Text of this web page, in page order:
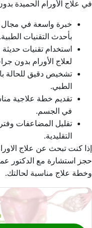
في علاج الأورام الحميدة
خبرة واسعة في مجال
بأحدث التقنيات الطبية.
استخدام تقنيات
لعلاج الأورام بدون
تشخيص دقيق للحالة
الطبي.
تقديم خطة علاجية
في الجسم.
تقليل المضاعفات
التقليدية.
إذا كنت تبحث عن علاج
حجز استشارة مع الدكتور
وخطة علاج مناسبة لحالتك.